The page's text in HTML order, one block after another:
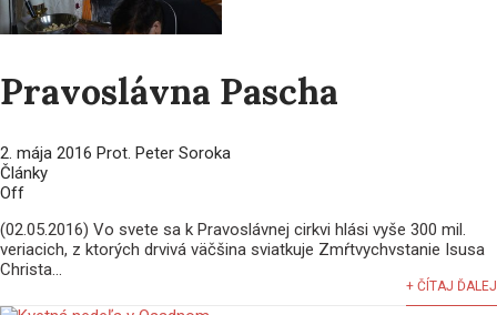
Pravoslávna Pascha
2. mája 2016 Prot. Peter Soroka
Články
Off
(02.05.2016) Vo svete sa k Pravoslávnej cirkvi hlási vyše 300 mil.
veriacich, z ktorých drvivá väčšina sviatkuje Zmŕtvychvstanie Isusa
Christa...
+ ČÍTAJ ĎALEJ